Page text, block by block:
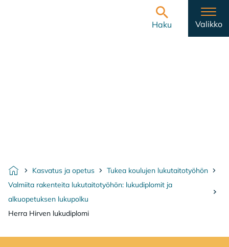
Haku
Valikko
Etusivu
Kasvatus ja opetus
Tukea koulujen lukutaitotyöhön
Valmiita rakenteita lukutaitotyöhön: lukudiplomit ja
alkuopetuksen lukupolku
Herra Hirven lukudiplomi